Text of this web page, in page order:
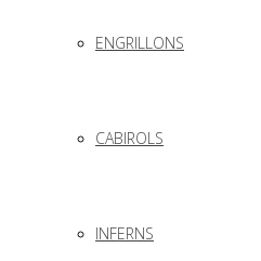
ENGRILLONS
CABIROLS
INFERNS